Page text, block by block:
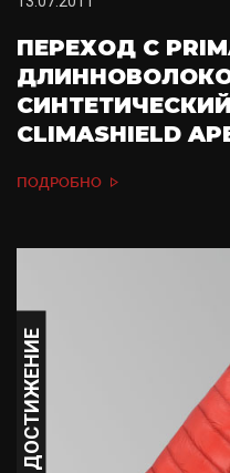
ПЕРЕХОД С
CLIMASHIELD
ПОДРОБНО
ДОСТИЖЕНИЕ